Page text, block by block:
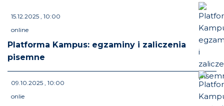
15.12.2025 , 10:00
online
Platforma Kampus: egzaminy i zaliczenia
pisemne
09.10.2025 , 10:00
onlie